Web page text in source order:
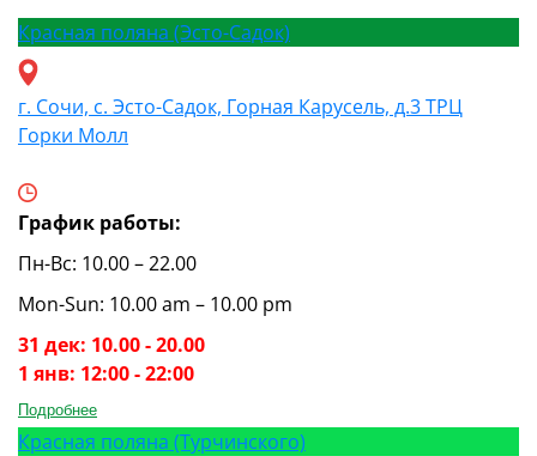
Красная поляна (Эсто-Садок)
г. Сочи, с. Эсто-Садок, Горная Карусель, д.3 ТРЦ
Горки Молл
График работы:
Пн-Вс: 10.00 – 22.00
Mon-Sun: 10.00 am – 10.00 pm
31 дек: 10.00 - 20.00
1 янв: 12:00 - 22:00
Подробнее
Красная поляна (Турчинского)